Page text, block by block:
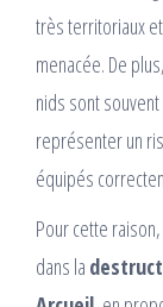
très territoriaux
menacée. De
nids sont
représenter un
équipés
Pour cette
dans la